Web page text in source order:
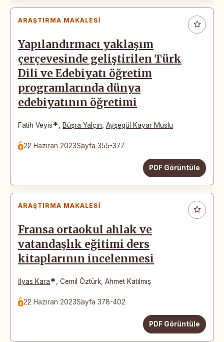
ARAŞTIRMA MAKALESI
Yapılandırmacı yaklaşım
çerçevesinde geliştirilen Türk
Dili ve Edebiyatı öğretim
programlarında dünya
edebiyatının öğretimi
Fatih Veyis* Büşra Yalçın Ayşegül Kayar Muslu
22 Haziran 2023Sayfa 355-377
PDF Görüntüle
ARAŞTIRMA MAKALESI
Fransa ortaokul ahlak ve
vatandaşlık eğitimi ders
kitaplarının incelenmesi
İlyas Kara* Cemil Öztürk Ahmet Katılmış
22 Haziran 2023Sayfa 378-402
PDF Görüntüle